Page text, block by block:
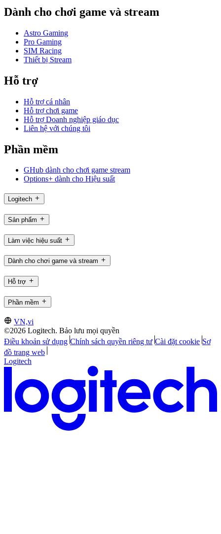
Dành cho chơi game và stream
Astro Gaming
Pro Gaming
SIM Racing
Thiết bị Stream
Hỗ trợ
Hỗ trợ cá nhân
Hỗ trợ chơi game
Hỗ trợ Doanh nghiệp giáo dục
Liên hệ với chúng tôi
Phần mềm
GHub dành cho chơi game stream
Options+ dành cho Hiệu suất
Logitech
Sản phẩm
Làm việc hiệu suất
Dành cho chơi game và stream
Hỗ trợ
Phần mềm
VN,vi
©2026 Logitech. Bảo lưu mọi quyền
Điều khoản sử dụng Chính sách quyền riêng tư Cài đặt cookie Sơ
đồ trang web
Logitech